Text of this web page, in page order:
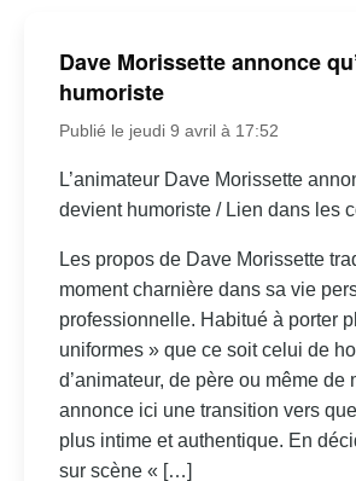
Dave Morissette annonce
humoriste
Publié le jeudi 9 avril à 17:52
L’animateur Dave Morissette
devient humoriste / Lien dans les
Les propos de Dave Morissette
moment charnière dans sa vie
professionnelle. Habitué à porter
uniformes » que ce soit celui de
d’animateur, de père ou même de
annonce ici une transition vers
plus intime et authentique. En
sur scène « […]